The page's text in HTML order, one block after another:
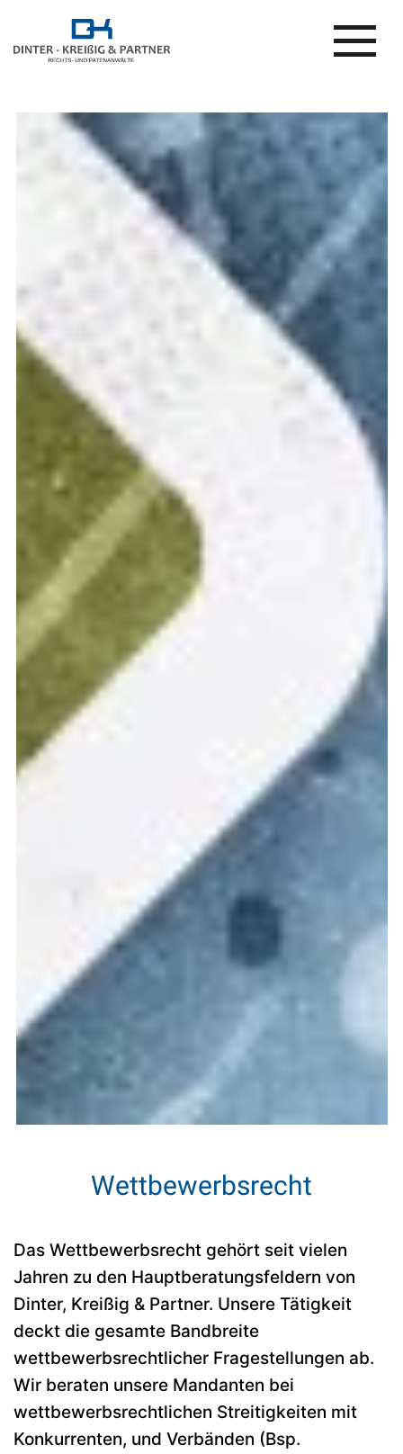
Wettbewerbsrecht
Das Wettbewerbsrecht gehört seit vielen
Jahren zu den Hauptberatungsfeldern von
Dinter, Kreißig & Partner. Unsere Tätigkeit
deckt die gesamte Bandbreite
wettbewerbsrechtlicher Fragestellungen ab.
Wir beraten unsere Mandanten bei
wettbewerbsrechtlichen Streitigkeiten mit
Konkurrenten, und Verbänden (Bsp.